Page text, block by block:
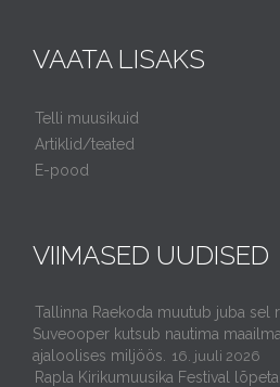
VAATA LISAKS
Telli muusikuid
Artiklid/teated
E-pood
VIIMASED UUDISED
Tallinna Raekoda muutub juba sel
Suveooper kutsub nautima
ajaloolises miljöös.
16. juuli 2026
Rapla Kirikumuusika Festival